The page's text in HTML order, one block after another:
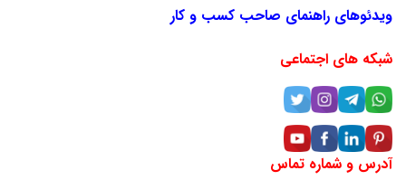
ویدئوهای راهنمای صاحب کسب و کار
شبکه های اجتماعی
آدرس و شماره تماس